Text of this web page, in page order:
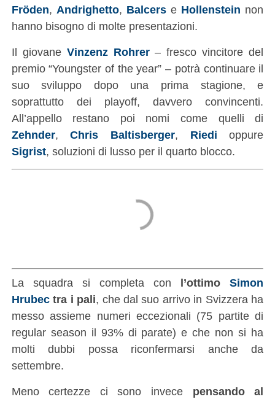
Fröden, Andrighetto, Balcerse Hollenstein non
hanno bisogno di molte presentazioni.
Il giovane Vinzenz Rohrer– fresco vincitore del
premio “Youngster of the year” – potrà continuare il
suo sviluppo dopo una prima stagione, e
soprattutto dei playoff, davvero convincenti.
All’appello restano poi nomi come quelli di
Zehnder,Chris Baltisberger, Riedi oppure
Sigrist, soluzioni di lusso per il quarto blocco.
La squadra si completa con l’ottimoSimon
Hrubectra i pali, che dal suo arrivo in Svizzera ha
messo assieme numeri eccezionali (75 partite di
regular season il 93% di parate) e che non si ha
molti dubbi possa riconfermarsi anche da
settembre.
Meno certezze ci sono invece pensando al